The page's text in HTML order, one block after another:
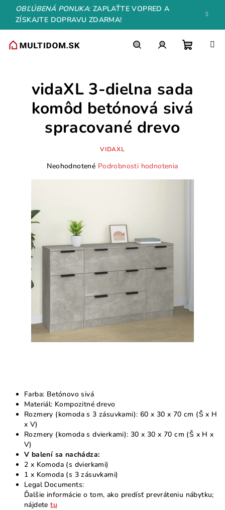
Prejsť
obsah
OBĽÚBENÁ PONUKA: ZAPLAŤTE VOPRED A
ZÍSKAJTE DOPRAVU ZDARMA!
košík
Farba: Betónovo sivá
Materiál: Kompozitné drevo
Rozmery (komoda s 3 zásuvkami): 60 x 30 x 70 cm (Š x H
x V)
Rozmery (komoda s dvierkami): 30 x 30 x 70 cm (Š x H x
V)
V balení sa nachádza:
2 x Komoda (s dvierkami)
1 x Komoda (s 3 zásuvkami)
Legal Documents:
Ďalšie informácie o tom, ako predísť prevráteniu nábytku;
nájdetetu
vidaXL 3-dielna sada
komôd betónová sivá
spracované drevo
VIDAXL
Priemerné
hviezdičiek.
Neohodnotené Podrobnosti hodnotenia